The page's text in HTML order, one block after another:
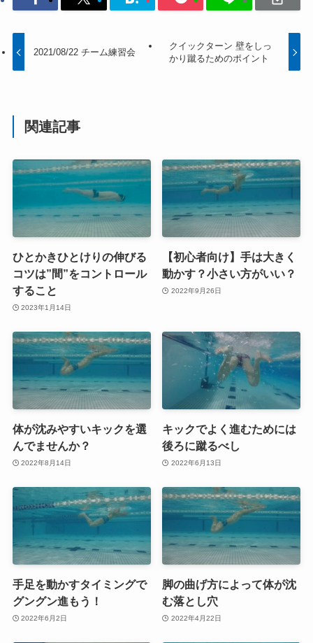
2021/08/22 チーム練習会
クイックターン 壁をしっ
かり蹴るためのポイント
関連記事
ひとかきひとけりの伸びる
コツは”間”をコントロール
すること
2023年1月14日
【初心者向け】手は大きく
動かす？小さい方がいい？
2022年9月26日
体が沈みやすいキックを選
んでませんか？
2022年8月14日
キックでよく進むためには
後ろに蹴るべし
2022年6月13日
手足を動かすタイミングで
グングン進もう！
2022年6月2日
脚の曲げ方によって体が沈
む落とし穴
2022年4月22日